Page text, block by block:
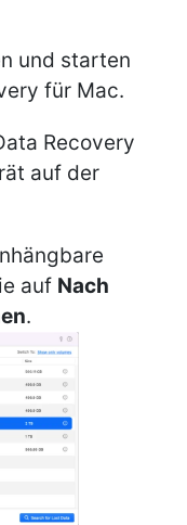
und starten
für Mac.
Recovery
auf der
auf Nach
.